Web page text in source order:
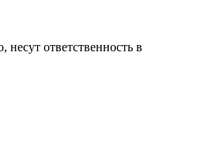
ответственность в